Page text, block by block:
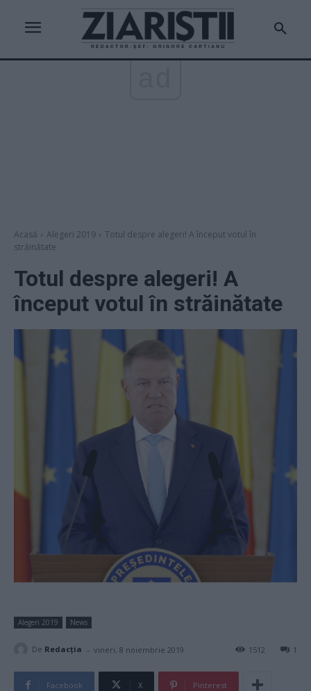
Acasă Alegeri 2019
Totul despre alegeri! A început votul în
străinătate
Totul despre alegeri! A
început votul în străinătate
Alegeri 2019 News
De Redacţia - vineri, 8 noiembrie 2019 1
1512
Facebook X Pinterest